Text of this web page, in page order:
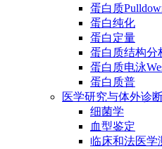
蛋白质
蛋白纯化
蛋白定量
蛋白质结构分
蛋白质电泳
蛋白质普
医学研究与体外诊
细菌学
血型鉴定
临床和法医学